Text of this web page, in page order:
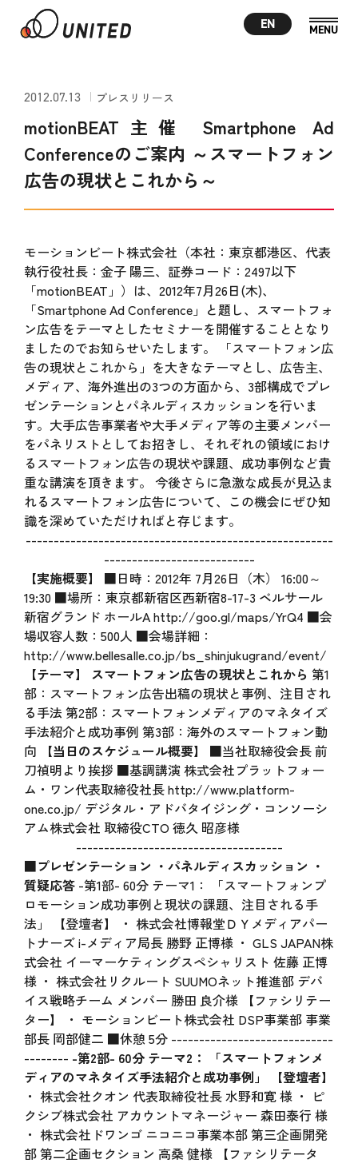
EN
2012.07.13 プレスリリース
motionBEAT主催 Smartphone Ad
Conferenceのご案内 ～スマートフォン
広告の現状とこれから～
モーションビート株式会社（本社：東京都港区、代表
執行役社長：金子 陽三、証券コード：2497以下
「motionBEAT」）は、2012年7月26日(木)、
「Smartphone Ad Conference」と題し、スマートフォ
ン広告をテーマとしたセミナーを開催することとなり
ましたのでお知らせいたします。 「スマートフォン広
告の現状とこれから」を大きなテーマとし、広告主、
メディア、海外進出の3つの方面から、3部構成でプレ
ゼンテーションとパネルディスカッションを行いま
す。大手広告事業者や大手メディア等の主要メンバー
をパネリストとしてお招きし、それぞれの領域におけ
るスマートフォン広告の現状や課題、成功事例など貴
重な講演を頂きます。 今後さらに急激な成長が見込ま
れるスマートフォン広告について、この機会にぜひ知
識を深めていただければと存じます。
-------------------------------------------------------
---------------------------
【実施概要】
■日時：2012年 7月26日（木） 16:00～
19:30 ■場所：東京都新宿区西新宿8-17-3 ベルサール
新宿グランド ホールAhttp://goo.gl/maps/YrQ4 ■会
場収容人数：500人 ■会場詳細：
http://www.bellesalle.co.jp/bs_shinjukugrand/event/
【テーマ】 スマートフォン広告の現状とこれから 第1
部：スマートフォン広告出稿の現状と事例、注目され
る手法 第2部：スマートフォンメディアのマネタイズ
手法紹介と成功事例 第3部：海外のスマートフォン動
向
【当日のスケジュール概要】
■当社取締役会長 前
刀禎明より挨拶 ■基調講演 株式会社プラットフォー
ム・ワン代表取締役社長 http://www.platform-
one.co.jp/ デジタル・アドバタイジング・コンソーシ
アム株式会社 取締役CTO 徳久 昭彦様
-------------------------------------
■プレゼンテーション ・パネルディスカッション ・
質疑応答-第1部- 60分 テーマ1： 「スマートフォンプ
ロモーション成功事例と現状の課題、注目される手
法」 【登壇者】 ・ 株式会社博報堂ＤＹメディアパー
トナーズ i-メディア局長 勝野 正博様 ・ GLS JAPAN株
式会社 イーマーケティングスペシャリスト 佐藤 正博
様 ・ 株式会社リクルート SUUMOネット推進部 デバ
イス戦略チーム メンバー 勝田 良介様 【ファシリテー
ター】 ・ モーションビート株式会社 DSP事業部 事業
部長 岡部健二 ■休憩 5分 -----------------------------
-------- -第2部- 60分 テーマ2： 「スマートフォンメ
ディアのマネタイズ手法紹介と成功事例」
【登壇者】
・ 株式会社クオン 代表取締役社長 水野和寛 様 ・ ピ
クシブ株式会社 アカウントマネージャー 森田泰行 様
・ 株式会社ドワンゴ ニコニコ事業本部 第三企画開発
部 第二企画セクション 高桑 健様 【ファシリテータ